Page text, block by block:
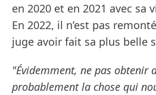
en 2020 et en 2021 avec sa
En 2022, il n’est pas
juge avoir fait sa plus belle
"Évidemment, ne pas obtenir
probablement la chose qui